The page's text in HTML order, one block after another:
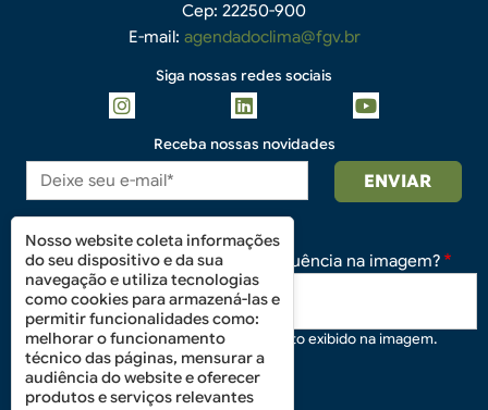
Cep: 22250-900
E-mail: agendadoclima@fgv.br
Siga nossas redes sociais
Receba nossas novidades
Qual é a sequência na imagem?
Digite o texto exibido na imagem.
Nosso website coleta informações
do seu dispositivo e da sua
navegação e utiliza tecnologias
como cookies para armazená-las e
permitir funcionalidades como:
melhorar o funcionamento
técnico das páginas, mensurar a
audiência do website e oferecer
produtos e serviços relevantes